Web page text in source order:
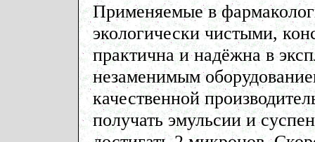
Применяемые в
экологически чистыми,
практична и надёжна в
незаменимым
качественной
получать эмульсии и